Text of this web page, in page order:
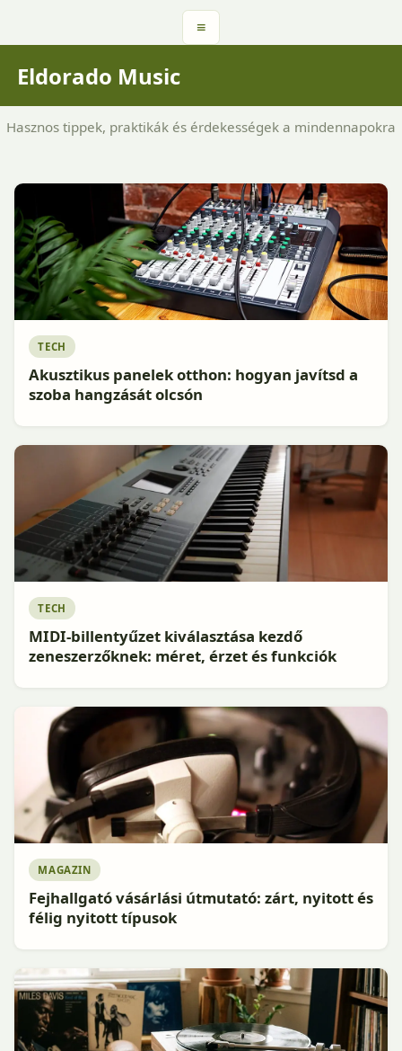
≡
Eldorado Music
Hasznos tippek, praktikák és érdekességek a mindennapokra
TECH
Akusztikus panelek otthon: hogyan javítsd a
szoba hangzását olcsón
TECH
MIDI-billentyűzet kiválasztása kezdő
zeneszerzőknek: méret, érzet és funkciók
MAGAZIN
Fejhallgató vásárlási útmutató: zárt, nyitott és
félig nyitott típusok